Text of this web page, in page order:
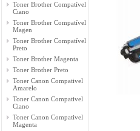
Toner Brother Compatível
Ciano
Toner Brother Compatível
Magen
Toner Brother Compatível
Preto
Toner Brother Magenta
Toner Brother Preto
Toner Canon Compativel
Amarelo
Toner Canon Compativel
Ciano
Toner Canon Compativel
Magenta